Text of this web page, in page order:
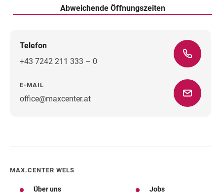
Abweichende Öffnungszeiten
Telefon
+43 7242 211 333 – 0
E-MAIL
office@maxcenter.atWegbeschreibung
MAX.CENTER WELS
Über uns Jobs